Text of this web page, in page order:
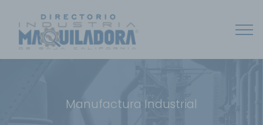
Manufactura Industrial